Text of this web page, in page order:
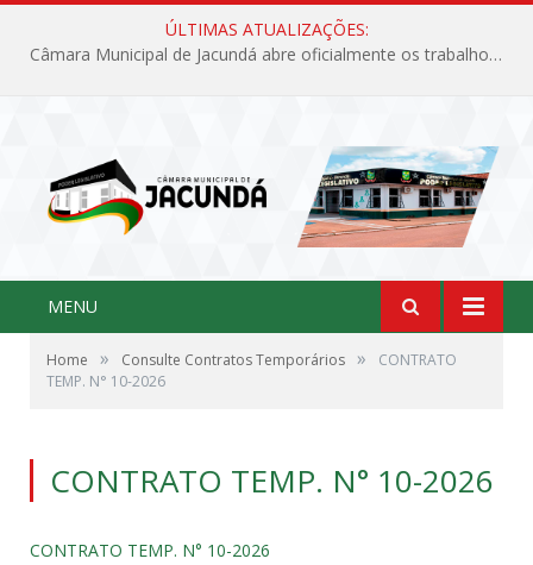
ÚLTIMAS ATUALIZAÇÕES:
Câmara Municipal de Jacundá abre oficialmente os trabalhos legislativos de 2026
MENU
Home » Consulte Contratos Temporários »
CONTRATO
TEMP. N° 10-2026
CONTRATO TEMP. N° 10-2026
CONTRATO TEMP. N° 10-2026